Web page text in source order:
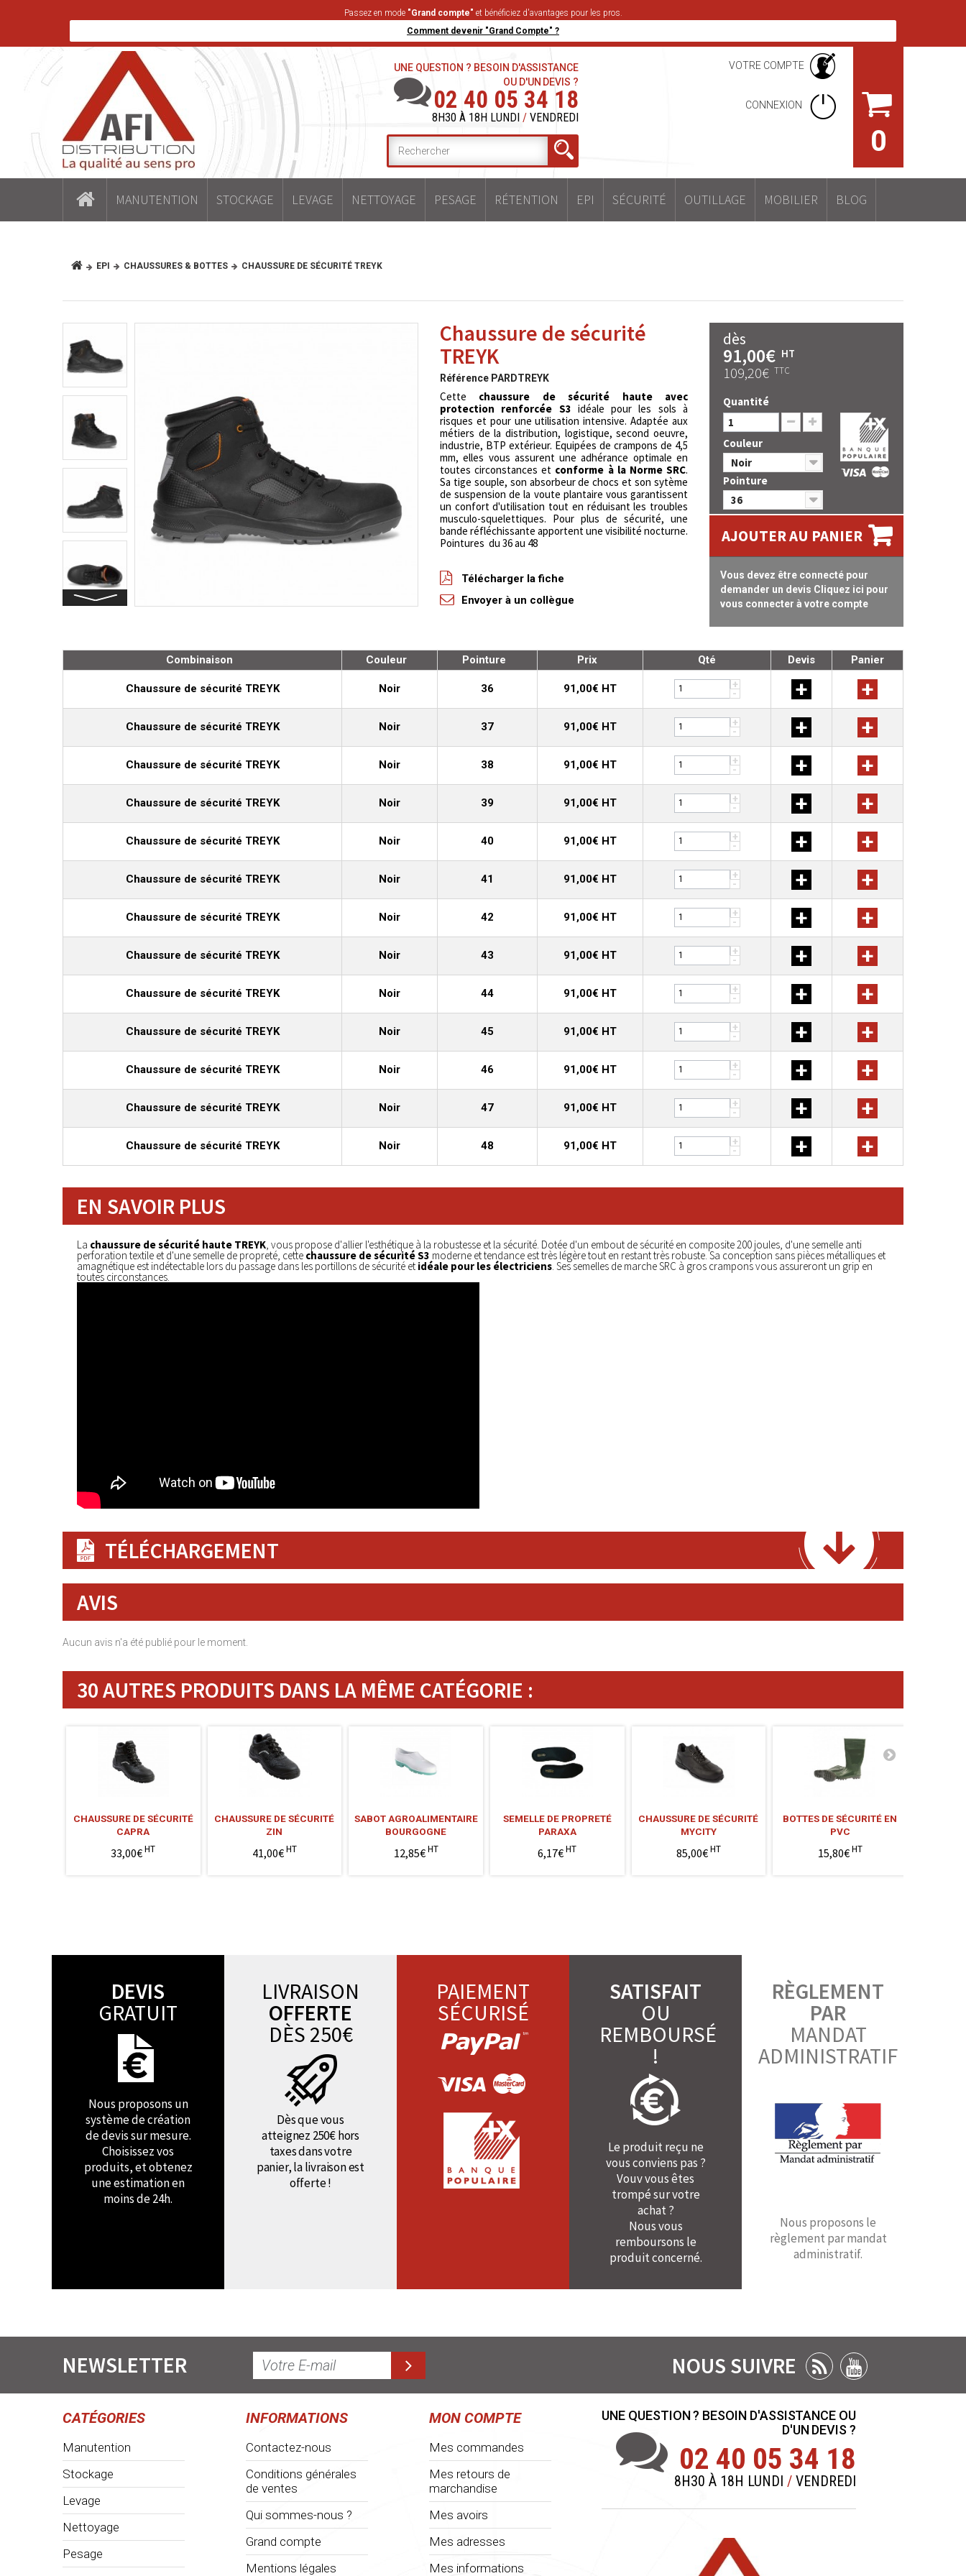
Passez en mode "Grand compte" et bénéficiez d'avantages pour les pros.
Comment devenir "Grand Compte" ?
0
VOTRE COMPTE
CONNEXION
UNE QUESTION ? BESOIN D'ASSISTANCE
OU D'UN DEVIS ?
02 40 05 34 18
8H30 À 18H LUNDI / VENDREDI
MANUTENTION STOCKAGE LEVAGE NETTOYAGE PESAGE RÉTENTION EPI SÉCURITÉ OUTILLAGE MOBILIER BLOG
EPI CHAUSSURES & BOTTES CHAUSSURE DE SÉCURITÉ TREYK
Chaussure de sécurité
TREYK
Référence PARDTREYK
Cette chaussure de sécurité haute avec
protection renforcée S3 idéale pour les sols à
risques et pour une utilisation intensive. Adaptée aux
métiers de la distribution, logistique, second oeuvre,
industrie, BTP extérieur. Equipées de crampons de 4,5
mm, elles vous assurent une adhérance optimale en
toutes circonstances et conforme à la Norme SRC.
Sa tige souple, son absorbeur de chocs et son sytème
de suspension de la voute plantaire vous garantissent
un confort d'utilisation tout en réduisant les troubles
musculo-squelettiques. Pour plus de sécurité, une
bande réfléchissante apportent une visibilité nocturne.
Pointures du 36 au 48
Télécharger la fiche
Envoyer à un collègue
dès
91,00€ HT
109,20€ TTC
Quantité
Couleur
Noir
Pointure
36
AJOUTER AU PANIER
Vous devez être connecté pour
demander un devis Cliquez ici pour
vous connecter à votre compte
Combinaison Couleur Pointure Prix Qté Devis Panier
Chaussure de sécurité TREYK Noir 36 91,00€ HT +
- + +
Chaussure de sécurité TREYK Noir 37 91,00€ HT +
- + +
Chaussure de sécurité TREYK Noir 38 91,00€ HT +
- + +
Chaussure de sécurité TREYK Noir 39 91,00€ HT +
- + +
Chaussure de sécurité TREYK Noir 40 91,00€ HT +
- + +
Chaussure de sécurité TREYK Noir 41 91,00€ HT +
- + +
Chaussure de sécurité TREYK Noir 42 91,00€ HT +
- + +
Chaussure de sécurité TREYK Noir 43 91,00€ HT +
- + +
Chaussure de sécurité TREYK Noir 44 91,00€ HT +
- + +
Chaussure de sécurité TREYK Noir 45 91,00€ HT +
- + +
Chaussure de sécurité TREYK Noir 46 91,00€ HT +
- + +
Chaussure de sécurité TREYK Noir 47 91,00€ HT +
- + +
Chaussure de sécurité TREYK Noir 48 91,00€ HT +
- + +
EN SAVOIR PLUS
La chaussure de sécurité haute TREYK, vous propose d'allier l'esthétique à la robustesse et la sécurité. Dotée d'un embout de sécurité en composite 200 joules, d'une semelle anti
perforation textile et d'une semelle de propreté, cette chaussure de sécurité S3 moderne et tendance est très légère tout en restant très robuste. Sa conception sans pièces métalliques et
amagnétique est indétectable lors du passage dans les portillons de sécurité et idéale pour les électriciens. Ses semelles de marche SRC à gros crampons vous assureront un grip en
toutes circonstances.
TÉLÉCHARGEMENT
AVIS
Aucun avis n'a été publié pour le moment.
30 AUTRES PRODUITS DANS LA MÊME CATÉGORIE :
CHAUSSURE DE SÉCURITÉ
CAPRA
33,00€HT
CHAUSSURE DE SÉCURITÉ
ZIN
41,00€HT
SABOT AGROALIMENTAIRE
BOURGOGNE
12,85€HT
SEMELLE DE PROPRETÉ
PARAXA
6,17€HT
CHAUSSURE DE SÉCURITÉ
MYCITY
85,00€HT
BOTTES DE SÉCURITÉ EN
PVC
15,80€HT
DEVIS
GRATUIT
Nous proposons un
système de création
de devis sur mesure.
Choisissez vos
produits, et obtenez
une estimation en
moins de 24h.
LIVRAISON
OFFERTE
DÈS 250€
Dès que vous
atteignez 250€ hors
taxes dans votre
panier, la livraison est
offerte !
PAIEMENT
SÉCURISÉ
SATISFAIT
OU
REMBOURSÉ
!
Le produit reçu ne
vous conviens pas ?
Vouv vous êtes
trompé sur votre
achat ?
Nous vous
remboursons le
produit concerné.
RÈGLEMENT
PAR
MANDAT
ADMINISTRATIF
Nous proposons le
règlement par mandat
administratif.
NEWSLETTER NOUS SUIVRE
CATÉGORIES
Manutention
Stockage
Levage
Nettoyage
Pesage
INFORMATIONS
Contactez-nous
Conditions générales
de ventes
Qui sommes-nous ?
Grand compte
Mentions légales
MON COMPTE
Mes commandes
Mes retours de
marchandise
Mes avoirs
Mes adresses
Mes informations
UNE QUESTION ? BESOIN D'ASSISTANCE OU
D'UN DEVIS ?
02 40 05 34 18
8H30 À 18H LUNDI / VENDREDI